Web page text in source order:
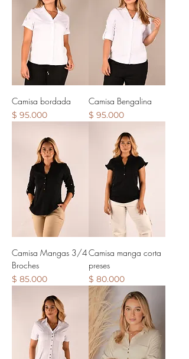
Camisa bordada
Precio
$ 95.000
Camisa Bengalina
Precio
$ 95.000
Camisa Mangas 3/4
Broches
Precio
$ 85.000
Camisa manga corta
preses
Precio
$ 80.000